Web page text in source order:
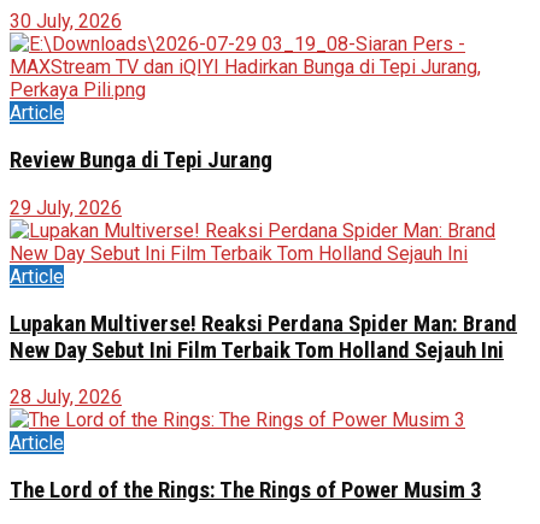
30 July, 2026
Article
Review Bunga di Tepi Jurang
29 July, 2026
Article
Lupakan Multiverse! Reaksi Perdana Spider Man: Brand
New Day Sebut Ini Film Terbaik Tom Holland Sejauh Ini
28 July, 2026
Article
The Lord of the Rings: The Rings of Power Musim 3